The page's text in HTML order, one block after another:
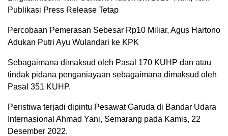
Publikasi Press Release Tetap
Percobaan Pemerasan Sebesar Rp10 Miliar, Agus Hartono
Adukan Putri Ayu Wulandari ke KPK
Sebagaimana dimaksud oleh Pasal 170 KUHP dan atau
tindak pidana penganiayaan sebagaimana dimaksud oleh
Pasal 351 KUHP.
Peristiwa terjadi dipintu Pesawat Garuda di Bandar Udara
Internasional Ahmad Yani, Semarang pada Kamis, 22
Desember 2022.